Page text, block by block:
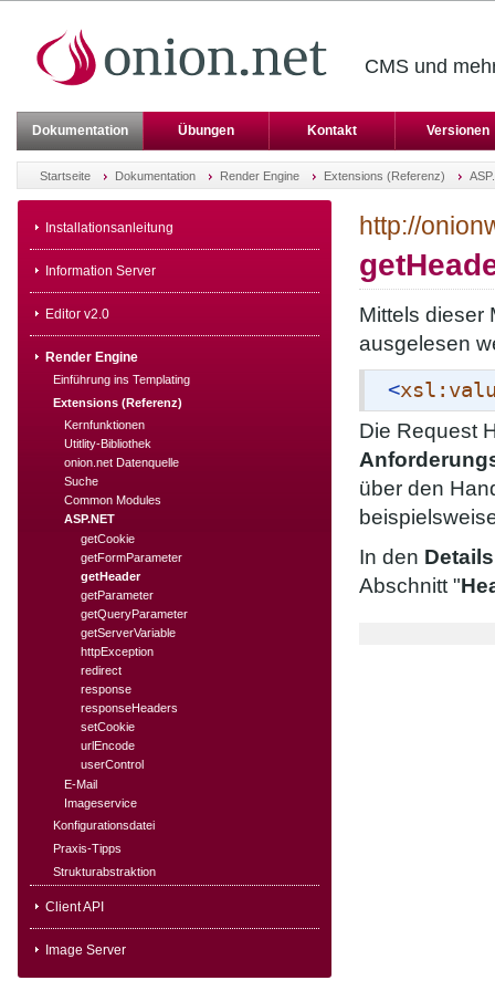
Installationsanleitung
Information Server
Editor v2.0
Render Engine
Einführung ins Templating
Extensions (Referenz)
Kernfunktionen
Utitlity-Bibliothek
onion.net Datenquelle
Suche
Common Modules
ASP.NET
getCookie
getFormParameter
getHeader
getParameter
getQueryParameter
getServerVariable
httpException
redirect
response
responseHeaders
setCookie
urlEncode
userControl
E-Mail
Imageservice
Konfigurationsdatei
Praxis-Tipps
Strukturabstraktion
Client API
Image Server
http://
Mittels dieser
ausgelesen
<
Die Request
über den
In den
Abschnitt "
Dokumentation Übungen Kontakt Versionen
Startseite Dokumentation Render Engine Extensions (Referenz)
CMS und